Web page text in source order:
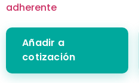
adherente
Añadir a
cotización